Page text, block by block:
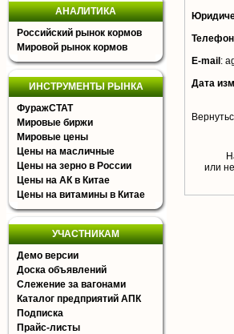
АНАЛИТИКА
Российский рынок кормов
Мировой рынок кормов
ИНСТРУМЕНТЫ РЫНКА
ФуражСТАТ
Мировые биржи
Мировые цены
Цены на масличные
Цены на зерно в России
Цены на АК в Китае
Цены на витамины в Китае
УЧАСТНИКАМ
Демо версии
Доска объявлений
Слежение за вагонами
Каталог предприятий АПК
Подписка
Прайс-листы
Телефон
E-mail :
Дата
или